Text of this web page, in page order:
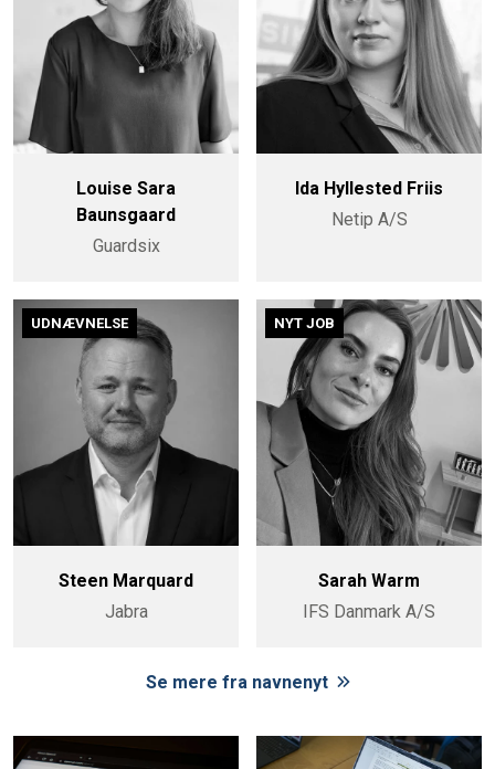
Louise Sara
Baunsgaard
Guardsix
Ida Hyllested Friis
Netip A/S
UDNÆVNELSE
Steen Marquard
Jabra
NYT JOB
Sarah Warm
IFS Danmark A/S
Se mere fra navnenyt